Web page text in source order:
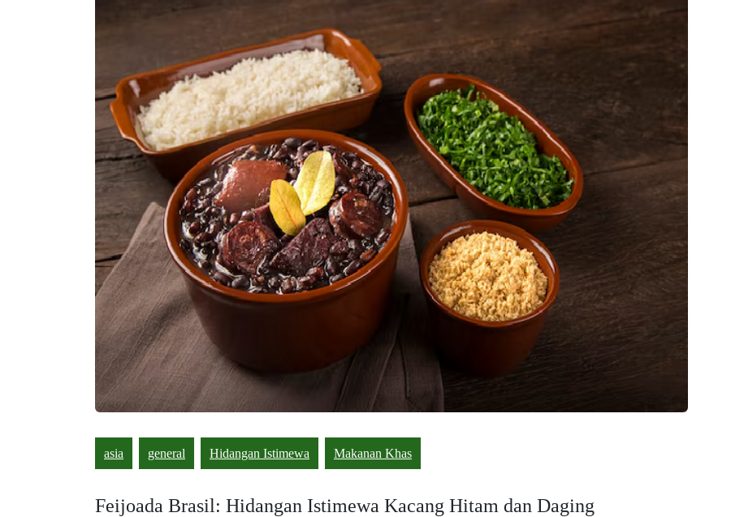
asia general Hidangan Istimewa Makanan Khas
Feijoada Brasil: Hidangan Istimewa Kacang Hitam dan Daging